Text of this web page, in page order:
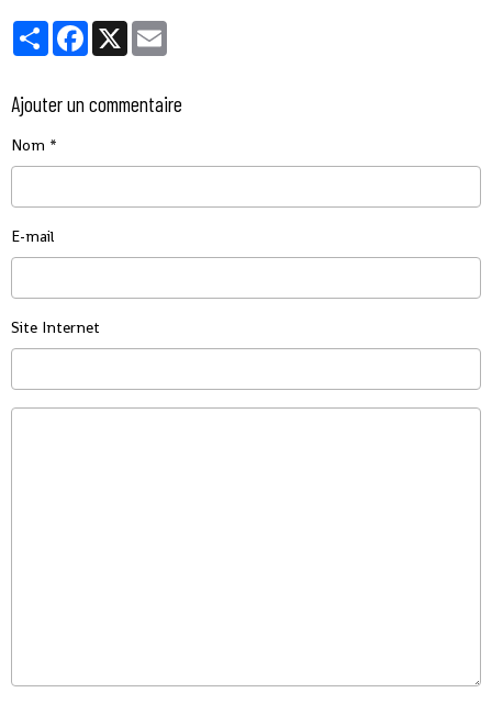
PartagerFacebook
X
Ajouter un commentaire
Nom
E-mail
Site Internet